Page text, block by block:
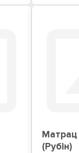
Матрац
(Рубін)